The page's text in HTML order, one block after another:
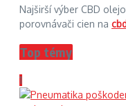
Najširší výber CBD
porovnávači cien na
Top témy
1